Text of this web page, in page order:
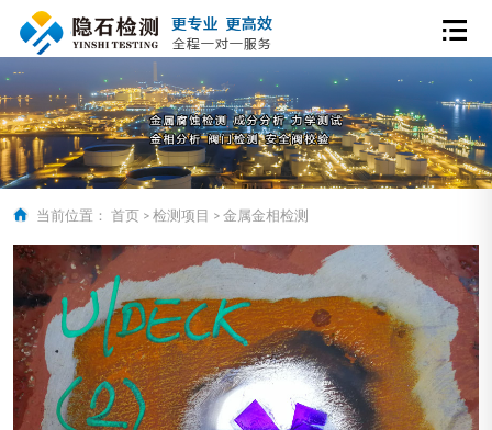
当前位置： 首页 > 检测项目 > 金属金相检测